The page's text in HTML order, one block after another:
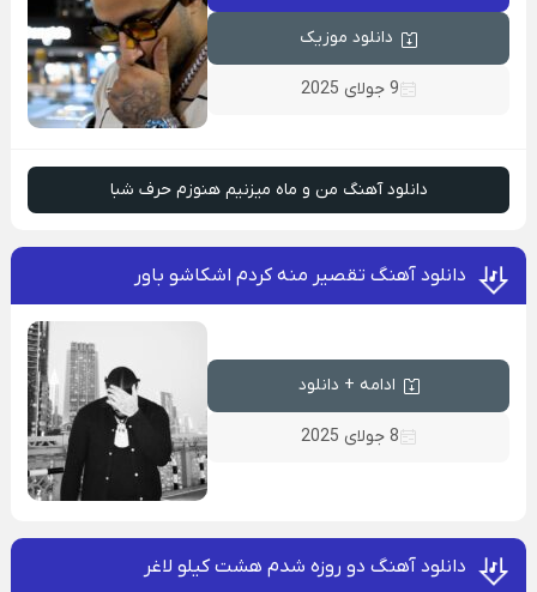
دانلود موزیک
9 جولای 2025
دانلود آهنگ من و ماه میزنیم هنوزم حرف شبا
دانلود آهنگ تقصیر منه کردم اشکاشو باور
ادامه + دانلود
8 جولای 2025
دانلود آهنگ دو روزه شدم هشت کیلو لاغر